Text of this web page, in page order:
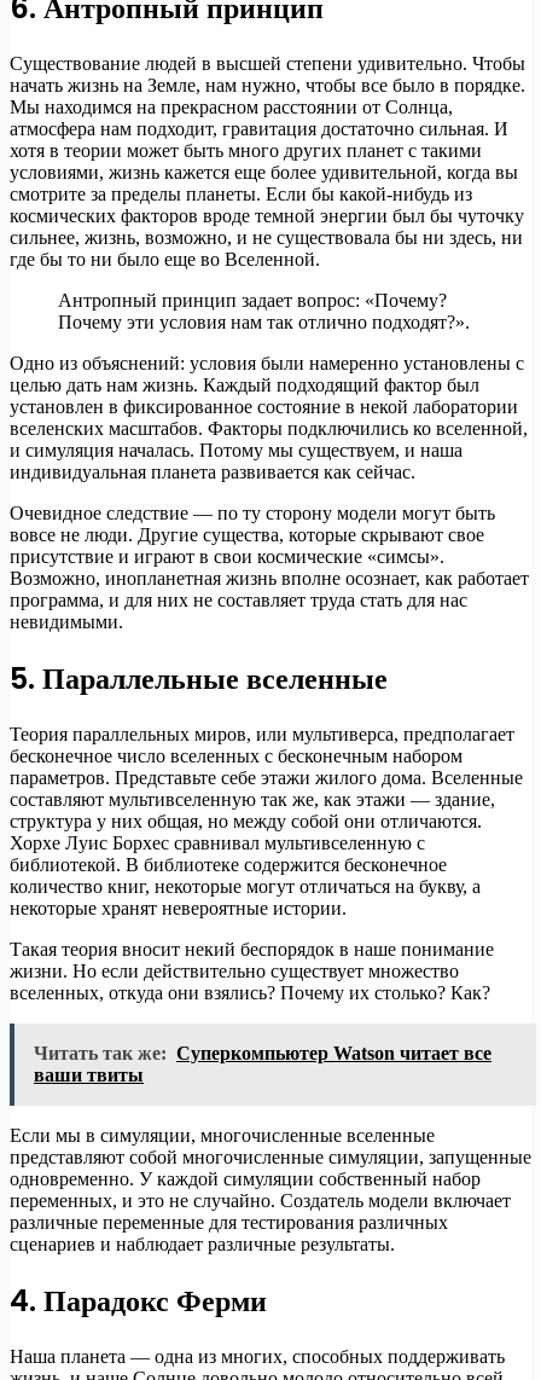
Существование людей в высшей степени удивительно. Чтобы
начать жизнь на Земле, нам нужно, чтобы все было в порядке.
Мы находимся на прекрасном расстоянии от Солнца,
атмосфера нам подходит, гравитация достаточно сильная. И
хотя в теории может быть много других планет с такими
условиями, жизнь кажется еще более удивительной, когда вы
смотрите за пределы планеты. Если бы какой-нибудь из
космических факторов вроде темной энергии был бы чуточку
сильнее, жизнь, возможно, и не существовала бы ни здесь, ни
где бы то ни было еще во Вселенной.
Антропный принцип задает вопрос: «Почему?
Почему эти условия нам так отлично подходят?».
Одно из объяснений: условия были намеренно установлены с
целью дать нам жизнь. Каждый подходящий фактор был
установлен в фиксированное состояние в некой лаборатории
вселенских масштабов. Факторы подключились ко вселенной,
и симуляция началась. Потому мы существуем, и наша
индивидуальная планета развивается как сейчас.
Очевидное следствие — по ту сторону модели могут быть
вовсе не люди. Другие существа, которые скрывают свое
присутствие и играют в свои космические «симсы».
Возможно, инопланетная жизнь вполне осознает, как работает
программа, и для них не составляет труда стать для нас
невидимыми.
5. Параллельные вселенные
Теория параллельных миров, или мультиверса, предполагает
бесконечное число вселенных с бесконечным набором
параметров. Представьте себе этажи жилого дома. Вселенные
составляют мультивселенную так же, как этажи — здание,
структура у них общая, но между собой они отличаются.
Хорхе Луис Борхес сравнивал мультивселенную с
библиотекой. В библиотеке содержится бесконечное
количество книг, некоторые могут отличаться на букву, а
некоторые хранят невероятные истории.
Такая теория вносит некий беспорядок в наше понимание
жизни. Но если действительно существует множество
вселенных, откуда они взялись? Почему их столько? Как?
Читать так же: Суперкомпьютер Watson читает все
ваши твиты
Если мы в симуляции, многочисленные вселенные
представляют собой многочисленные симуляции, запущенные
одновременно. У каждой симуляции собственный набор
переменных, и это не случайно. Создатель модели включает
различные переменные для тестирования различных
сценариев и наблюдает различные результаты.
4. Парадокс Ферми
Наша планета — одна из многих, способных поддерживать